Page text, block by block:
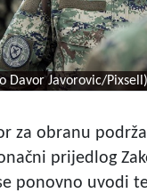
Davor Javorovic/Pixsell)
za obranu
prijedlog
ponovno uvodi